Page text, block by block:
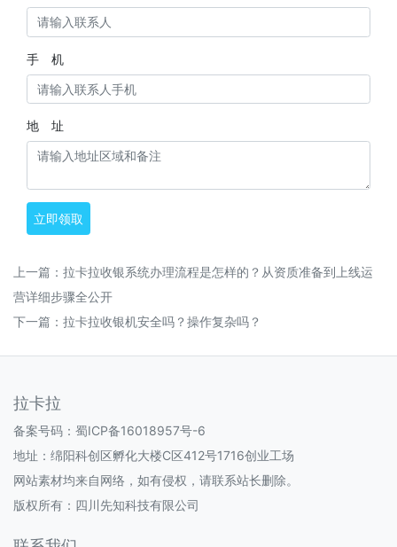
手 机
地 址
立即领取
上一篇： 拉卡拉收银系统办理流程是怎样的？从资质准备到上线运
营详细步骤全公开
下一篇： 拉卡拉收银机安全吗？操作复杂吗？
拉卡拉
备案号码： 蜀ICP备16018957号-6
地址：绵阳科创区孵化大楼C区412号1716创业工场
网站素材均来自网络，如有侵权，请联系站长删除。
版权所有：四川先知科技有限公司